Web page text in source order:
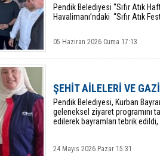
Pendik Belediyesi “Sıfır Atık
Havalimanı’ndaki “Sıfır Atık
05 Haziran 2026 Cuma 17:13
ŞEHİT AİLELERİ VE
Pendik Belediyesi, Kurban
geleneksel ziyaret programını
edilerek bayramları tebrik edildi,
24 Mayıs 2026 Pazar 15:31